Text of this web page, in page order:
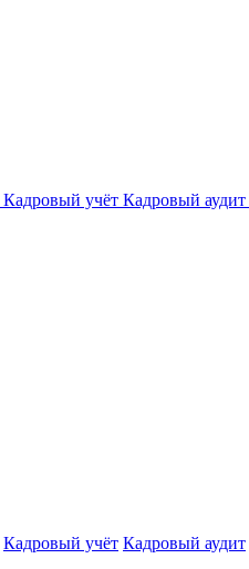
Кадровый учёт Кадровый аудит
Кадровый учёт Кадровый аудит